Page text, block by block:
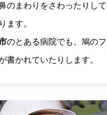
のまわりをさわったりし
ます。
のとある病院でも、鳩の
書かれていたりします。